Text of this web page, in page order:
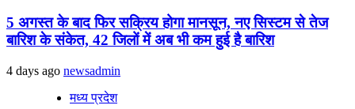
5 अगस्त के बाद फिर सक्रिय होगा मानसून, नए सिस्टम से तेज
बारिश के संकेत, 42 जिलों में अब भी कम हुई है बारिश
4 days ago newsadmin
मध्य प्रदेश